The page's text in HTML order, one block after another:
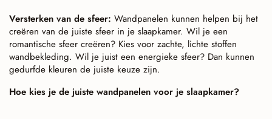
Versterken van de sfeer: Wandpanelen kunnen helpen bij het
creëren van de juiste sfeer in je slaapkamer. Wil je een
romantische sfeer creëren? Kies voor zachte, lichte stoffen
wandbekleding. Wil je juist een energieke sfeer? Dan kunnen
gedurfde kleuren de juiste keuze zijn.
Hoe kies je de juiste wandpanelen voor je slaapkamer?